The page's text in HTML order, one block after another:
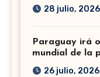
28 julio, 2026
Paraguay irá
mundial de la
26 julio, 2026